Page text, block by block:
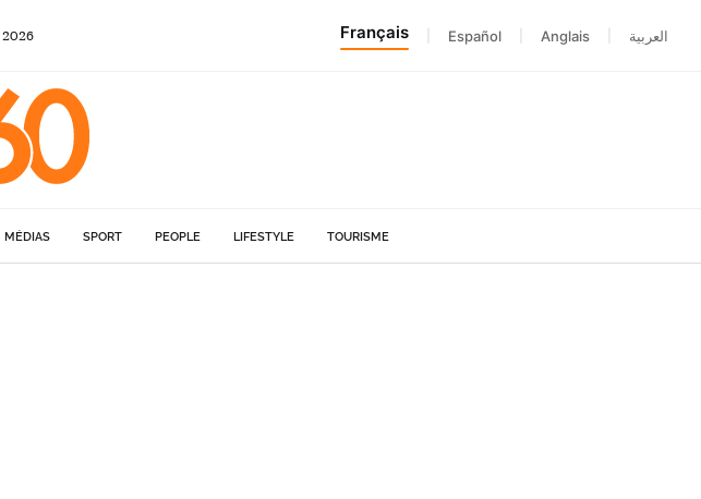
2026 Français Español Anglais العربية
MÉDIAS SPORT PEOPLE LIFESTYLE TOURISME